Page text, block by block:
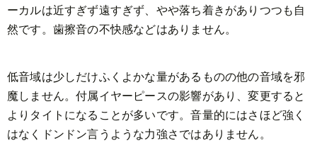
ーカルは近すぎず遠すぎず、やや落ち着きがありつつも自
然です。歯擦音の不快感などはありません。
低音域は少しだけふくよかな量があるものの他の音域を邪
魔しません。付属イヤーピースの影響があり、変更すると
よりタイトになることが多いです。音量的にはさほど強く
はなくドンドン言うような力強さではありません。